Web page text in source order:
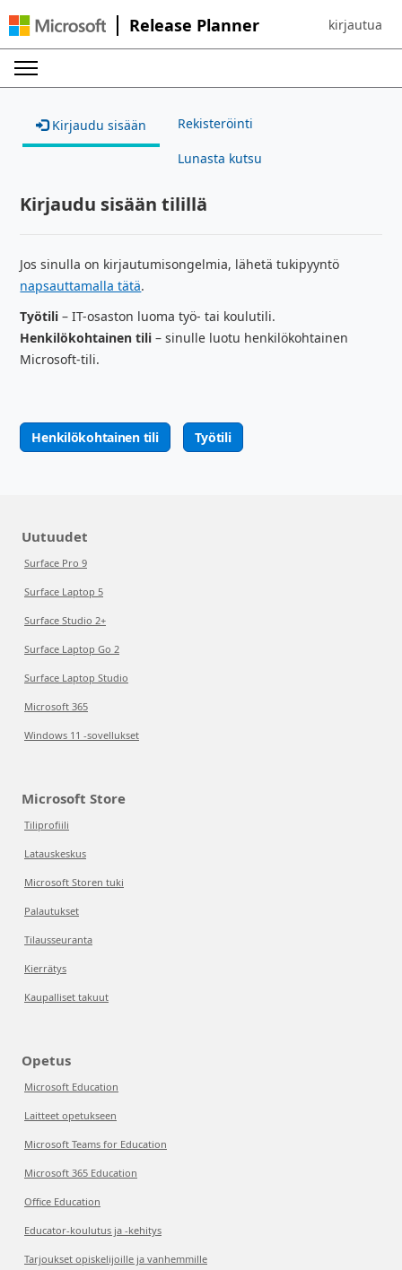
Release Planner Sign in to
kirjautua
Kirjaudu sisään Rekisteröinti
Lunasta kutsu
Kirjaudu sisään tilillä
Jos sinulla on kirjautumisongelmia, lähetä tukipyyntö
napsauttamalla tätä.
Työtili – IT-osaston luoma työ- tai koulutili.
Henkilökohtainen tili – sinulle luotu henkilökohtainen
Microsoft-tili.
Henkilökohtainen tili Työtili
Uutuudet
Surface Pro 9
Surface Laptop 5
Surface Studio 2+
Surface Laptop Go 2
Surface Laptop Studio
Microsoft 365
Windows 11 -sovellukset
Microsoft Store
Tiliprofiili
Latauskeskus
Microsoft Storen tuki
Palautukset
Tilausseuranta
Kierrätys
Kaupalliset takuut
Opetus
Microsoft Education
Laitteet opetukseen
Microsoft Teams for Education
Microsoft 365 Education
Office Education
Educator-koulutus ja -kehitys
Tarjoukset opiskelijoille ja vanhemmille